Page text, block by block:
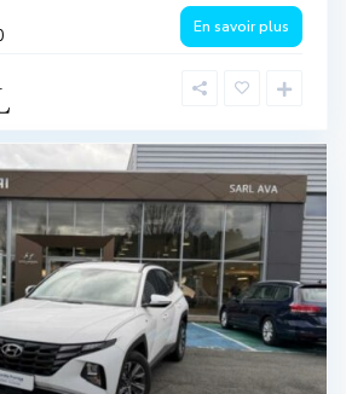
En savoir plus